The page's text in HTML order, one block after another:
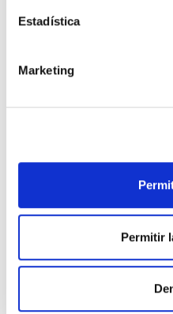
Estadística
Marketing
Permitir
nuestra fertilidad y
de embarazo tanto
Deja un
(obligatorio)